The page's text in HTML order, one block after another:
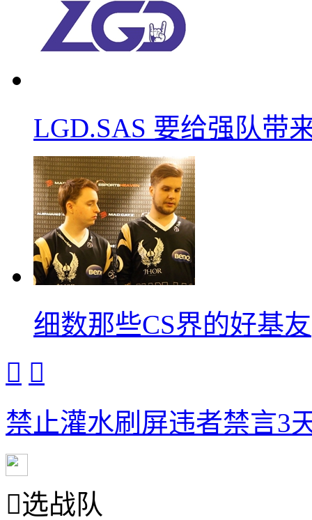
LGD.SAS 要给强队带
细数那些CS界的好基友
 
禁止灌水刷屏违者禁言3
选战队